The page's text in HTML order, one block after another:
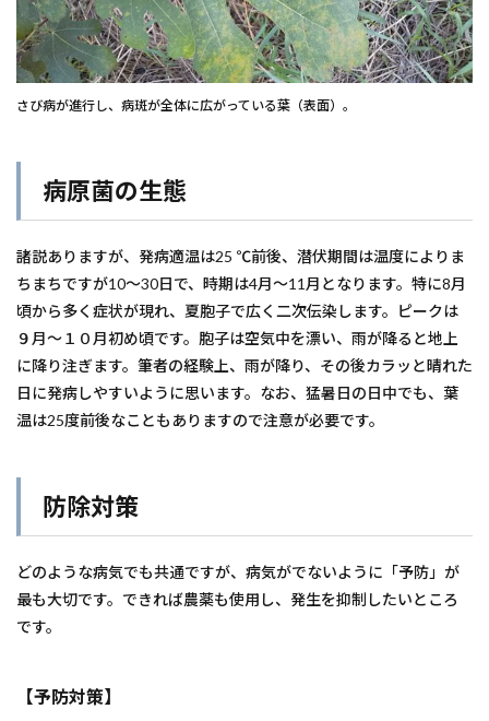
さび病が進行し、病斑が全体に広がっている葉（表面）。
病原菌の生態
諸説ありますが、発病適温は25 ℃前後、潜伏期間は温度によりま
ちまちですが10～30日で、時期は4月～11月となります。特に8月
頃から多く症状が現れ、夏胞子で広く二次伝染します。ピークは
９月～１０月初め頃です。胞子は空気中を漂い、雨が降ると地上
に降り注ぎます。筆者の経験上、雨が降り、その後カラッと晴れた
日に発病しやすいように思います。なお、猛暑日の日中でも、葉
温は25度前後なこともありますので注意が必要です。
防除対策
どのような病気でも共通ですが、病気がでないように「予防」が
最も大切です。できれば農薬も使用し、発生を抑制したいところ
です。
【予防対策】